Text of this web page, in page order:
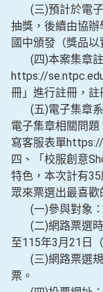
(三)預計於電子
抽獎，後續由協
國中頒發（獎品以
(四)本案集章註
https://
冊」進行註冊，註
(五)電子集章系
電子集章相關問
寫客服表單
四、「校服創意
特色，本次計有
眾來票選出最喜歡
(一)參與對象：
(二)網路票選時
至115年3月21日
(三)網路票選規
票。